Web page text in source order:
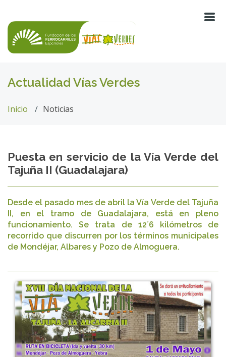
Actualidad Vías Verdes
Inicio Noticias
Puesta en servicio de la Vía Verde del
Tajuña II (Guadalajara)
Desde el pasado mes de abril la Vía Verde del Tajuña
II, en el tramo de Guadalajara, está en pleno
funcionamiento. Se trata de 12´6 kilómetros de
recorrido que discurren por los términos municipales
de Mondéjar, Albares y Pozo de Almoguera.